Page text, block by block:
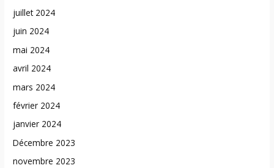
juillet 2024
juin 2024
mai 2024
avril 2024
mars 2024
février 2024
janvier 2024
Décembre 2023
novembre 2023